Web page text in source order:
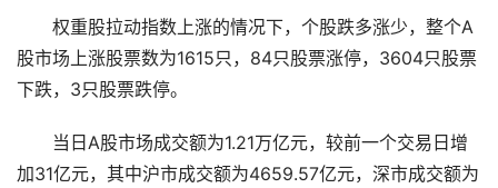
权重股拉动指数上涨的情况下，个股跌多涨少，整个A
股市场上涨股票数为1615只，84只股票涨停，3604只股票
下跌，3只股票跌停。
当日A股市场成交额为1.21万亿元，较前一个交易日增
加31亿元，其中沪市成交额为4659.57亿元，深市成交额为